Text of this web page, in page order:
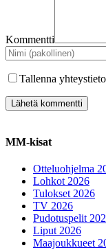
Kommentti
Tallenna
MM-kisat
Otteluohjelma
Lohkot 2026
Tulokset 2026
TV 2026
Pudotuspelit
Liput 2026
Maajoukkueet